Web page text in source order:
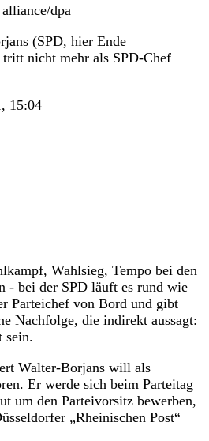
dpa
(SPD, hier Ende
nicht mehr als SPD-Chef
15:04
Wahlsieg, Tempo bei den
- bei der SPD läuft es rund wie
Parteichef von Bord und gibt
Nachfolge, die indirekt aussagt:
sein.
Walter-Borjans will als
Er werde sich beim Parteitag
um den Parteivorsitz bewerben,
„Rheinischen Post“